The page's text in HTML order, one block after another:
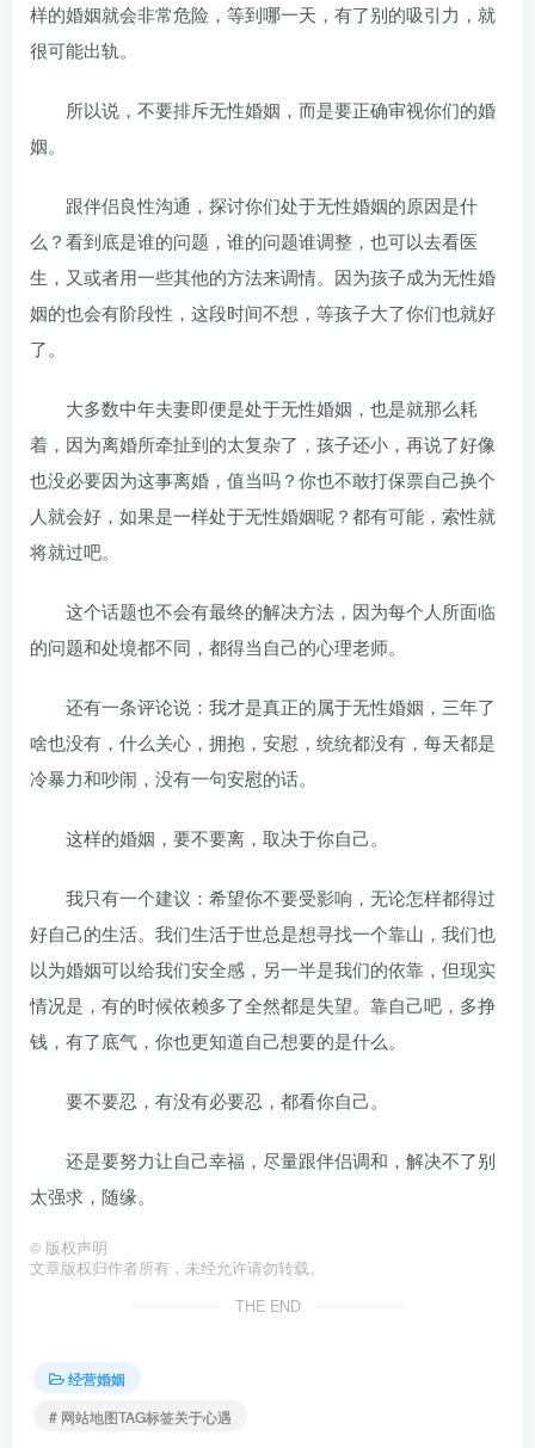
样的婚姻就会非常危险，等到哪一天，有了别的吸引力，就
很可能出轨。
所以说，不要排斥无性婚姻，而是要正确审视你们的婚
姻。
跟伴侣良性沟通，探讨你们处于无性婚姻的原因是什
么？看到底是谁的问题，谁的问题谁调整，也可以去看医
生，又或者用一些其他的方法来调情。因为孩子成为无性婚
姻的也会有阶段性，这段时间不想，等孩子大了你们也就好
了。
大多数中年夫妻即便是处于无性婚姻，也是就那么耗
着，因为离婚所牵扯到的太复杂了，孩子还小，再说了好像
也没必要因为这事离婚，值当吗？你也不敢打保票自己换个
人就会好，如果是一样处于无性婚姻呢？都有可能，索性就
将就过吧。
这个话题也不会有最终的解决方法，因为每个人所面临
的问题和处境都不同，都得当自己的心理老师。
还有一条评论说：我才是真正的属于无性婚姻，三年了
啥也没有，什么关心，拥抱，安慰，统统都没有，每天都是
冷暴力和吵闹，没有一句安慰的话。
这样的婚姻，要不要离，取决于你自己。
我只有一个建议：希望你不要受影响，无论怎样都得过
好自己的生活。我们生活于世总是想寻找一个靠山，我们也
以为婚姻可以给我们安全感，另一半是我们的依靠，但现实
情况是，有的时候依赖多了全然都是失望。靠自己吧，多挣
钱，有了底气，你也更知道自己想要的是什么。
要不要忍，有没有必要忍，都看你自己。
还是要努力让自己幸福，尽量跟伴侣调和，解决不了别
太强求，随缘。
© 版权声明
文章版权归作者所有，未经允许请勿转载。
THE END
经营婚姻
# 网站地图TAG标签关于心遇